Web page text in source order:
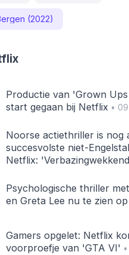
(2022)
Productie van 'Grown
start gegaan bij Netflix•
Noorse actiethriller is nog
succesvolste niet-
Netflix:
Psychologische thriller
en Greta Lee nu te zien
Gamers opgelet: Netflix
voorproefje van 'GTA VI'